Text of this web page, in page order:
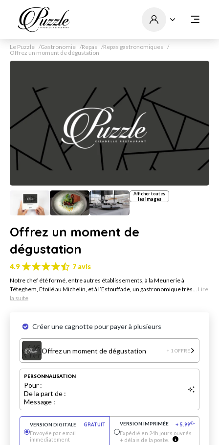
Le Puzzle Gastronomie Repas
Repas gastronomiques
Offrez un moment de dégustation
Afficher toutes
les images
Offrez un moment de
dégustation
4.9 7 avis
Notre chef été formé, entre autres établissements, à la Meunerie à
Téteghem, Etoilé au Michelin, et à l’Estouffade, un gastronomique très... Lire
la suite
Créer une cagnotte pour payer à plusieurs
Offrez un moment de dégustation + 1 OFFRE
PERSONNALISATION
Pour :
De la part de :
Message :
VERSION DIGITALE
GRATUIT
Envoyée par email
immédiatement
VERSION IMPRIMÉE + 5.99€*
Expédié en 24h jours ouvrés
+ délais de la poste.